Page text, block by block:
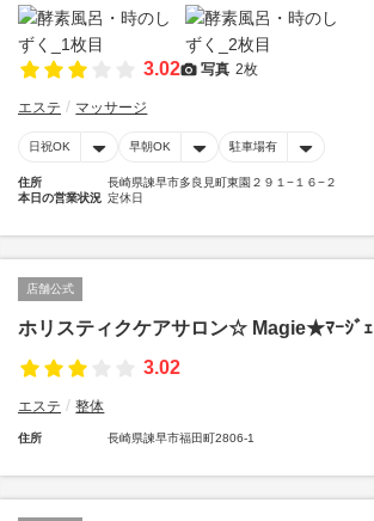
3.02 写真 2枚
エステ マッサージ
日祝OK 早朝OK 駐車場有
住所
長崎県諫早市多良見町東園２９１−１６−２
本日の営業状況 定休日
店舗公式
ホリスティクケアサロン☆ Magie★ﾏｰｼﾞｪ
3.02
エステ 整体
住所 長崎県諫早市福田町2806-1